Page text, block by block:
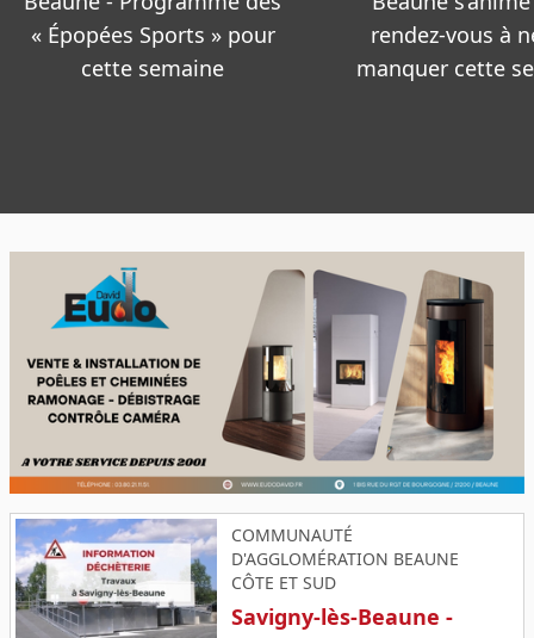
rendez-vous à ne pas
manquer cette semaine
du Jugement
passe une
COMMUNAUTÉ
D'AGGLOMÉRATION BEAUNE
CÔTE ET SUD
Savigny-lès-Beaune -